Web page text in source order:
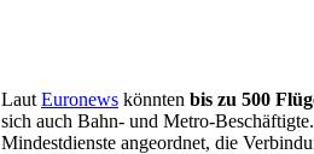
Laut Euronews könnten bis zu 500
sich auch Bahn- und Metro-
Mindestdienste angeordnet, die